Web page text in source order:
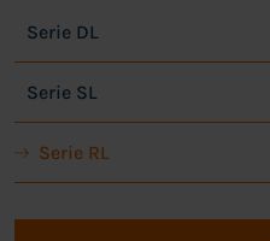
Serie DL
Serie SL
Serie RL